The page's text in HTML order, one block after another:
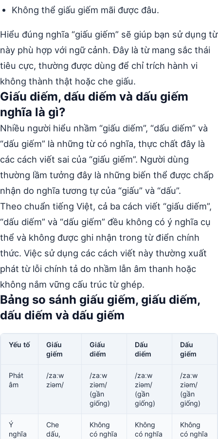
Không thể giấu giếm mãi được đâu.
Hiểu đúng nghĩa “giấu giếm” sẽ giúp bạn sử dụng từ
này phù hợp với ngữ cảnh. Đây là từ mang sắc thái
tiêu cực, thường được dùng để chỉ trích hành vi
không thành thật hoặc che giấu.
Giấu diếm, dấu diếm và dấu giếm
nghĩa là gì?
Nhiều người hiểu nhầm “giấu diếm”, “dấu diếm” và
“dấu giếm” là những từ có nghĩa, thực chất đây là
các cách viết sai của “giấu giếm”. Người dùng
thường lầm tưởng đây là những biến thể được chấp
nhận do nghĩa tương tự của “giấu” và “dấu”.
Theo chuẩn tiếng Việt, cả ba cách viết “giấu diếm”,
“dấu diếm” và “dấu giếm” đều không có ý nghĩa cụ
thể và không được ghi nhận trong từ điển chính
thức. Việc sử dụng các cách viết này thường xuất
phát từ lỗi chính tả do nhầm lẫn âm thanh hoặc
không nắm vững cấu trúc từ ghép.
Bảng so sánh giấu giếm, giấu diếm,
dấu diếm và dấu giếm
Yếu tố
Giấu
giếm
Giấu
diếm
Dấu
diếm
Dấu
giếm
Phát
âm
/zaːw
ziəm/
/zaːw
ziəm/
(gần
giống)
/zaːw
ziəm/
(gần
giống)
/zaːw
ziəm/
(gần
giống)
Ý
nghĩa
Che
dấu,
Không
có nghĩa
Không
có nghĩa
Không
có nghĩa